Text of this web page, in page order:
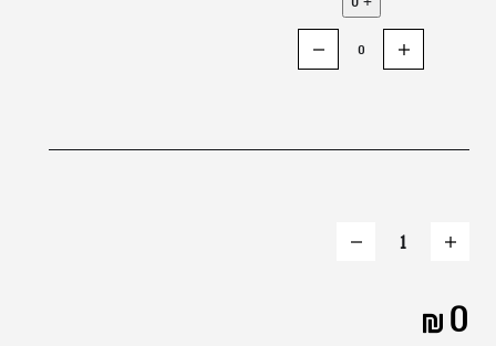
הוסף רכיב החסר רכיב
0